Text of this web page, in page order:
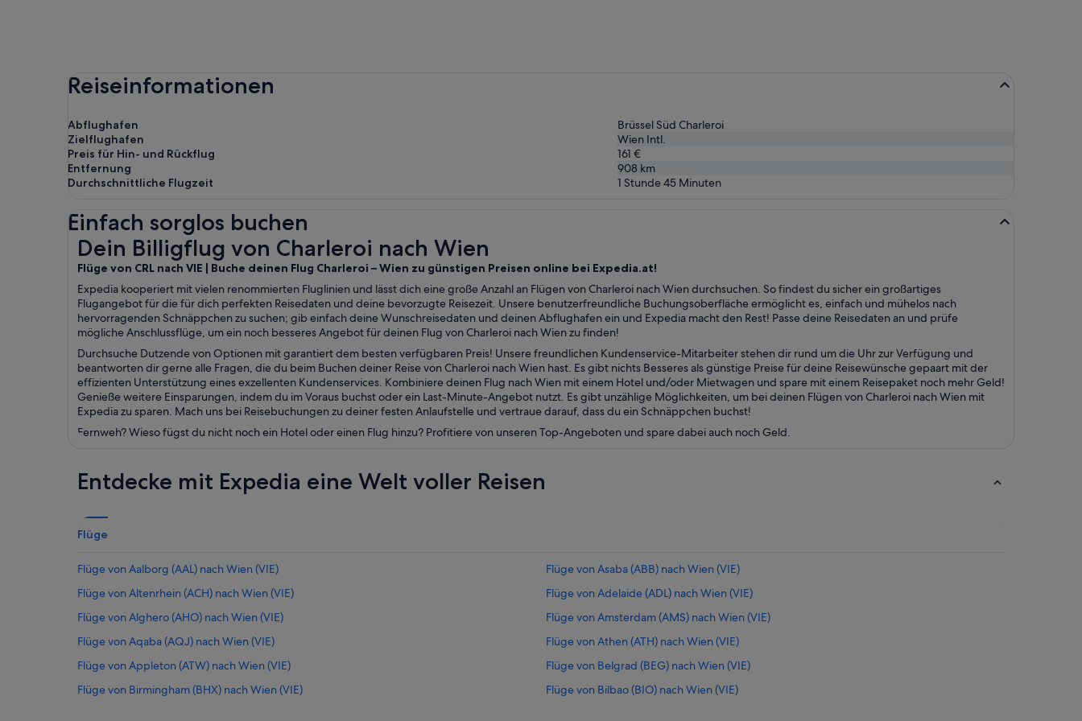
Reiseinformationen
Abflughafen
Brüssel Süd Charleroi
Zielflughafen
Wien Intl.
Preis für Hin- und Rückflug
161 €
Entfernung
908 km
Durchschnittliche Flugzeit
1 Stunde 45 Minuten
Einfach sorglos buchen
Dein Billigflug von Charleroi nach Wien
Flüge von CRL nach VIE | Buche deinen Flug Charleroi – Wien zu günstigen Preisen online bei Expedia.at!
Expedia kooperiert mit vielen renommierten Fluglinien und lässt dich eine große Anzahl an Flügen von Charleroi nach Wien durchsuchen. So findest du sicher ein großartiges
Flugangebot für die für dich perfekten Reisedaten und deine bevorzugte Reisezeit. Unsere benutzerfreundliche Buchungsoberfläche ermöglicht es, einfach und mühelos nach
hervorragenden Schnäppchen zu suchen; gib einfach deine Wunschreisedaten und deinen Abflughafen ein und Expedia macht den Rest! Passe deine Reisedaten an und prüfe
mögliche Anschlussflüge, um ein noch besseres Angebot für deinen Flug von Charleroi nach Wien zu finden!
Durchsuche Dutzende von Optionen mit garantiert dem besten verfügbaren Preis! Unsere freundlichen Kundenservice-Mitarbeiter stehen dir rund um die Uhr zur Verfügung und
beantworten dir gerne alle Fragen, die du beim Buchen deiner Reise von Charleroi nach Wien hast. Es gibt nichts Besseres als günstige Preise für deine Reisewünsche gepaart mit der
effizienten Unterstützung eines exzellenten Kundenservices. Kombiniere deinen Flug nach Wien mit einem Hotel und/oder Mietwagen und spare mit einem Reisepaket noch mehr Geld!
Genieße weitere Einsparungen, indem du im Voraus buchst oder ein Last-Minute-Angebot nutzt. Es gibt unzählige Möglichkeiten, um bei deinen Flügen von Charleroi nach Wien mit
Expedia zu sparen. Mach uns bei Reisebuchungen zu deiner festen Anlaufstelle und vertraue darauf, dass du ein Schnäppchen buchst!
Fernweh? Wieso fügst du nicht noch ein Hotel oder einen Flug hinzu? Profitiere von unseren Top-Angeboten und spare dabei auch noch Geld.
Dein Billigflug von Charleroi nach Wien
Entdecke mit Expedia eine Welt voller Reisen
Flüge
Flüge von Aalborg (AAL) nach Wien (VIE)
Flüge von Asaba (ABB) nach Wien (VIE)
Flüge von Altenrhein (ACH) nach Wien (VIE)
Flüge von Adelaide (ADL) nach Wien (VIE)
Flüge von Alghero (AHO) nach Wien (VIE)
Flüge von Amsterdam (AMS) nach Wien (VIE)
Flüge von Aqaba (AQJ) nach Wien (VIE)
Flüge von Athen (ATH) nach Wien (VIE)
Flüge von Appleton (ATW) nach Wien (VIE)
Flüge von Belgrad (BEG) nach Wien (VIE)
Flüge von Birmingham (BHX) nach Wien (VIE)
Flüge von Bilbao (BIO) nach Wien (VIE)